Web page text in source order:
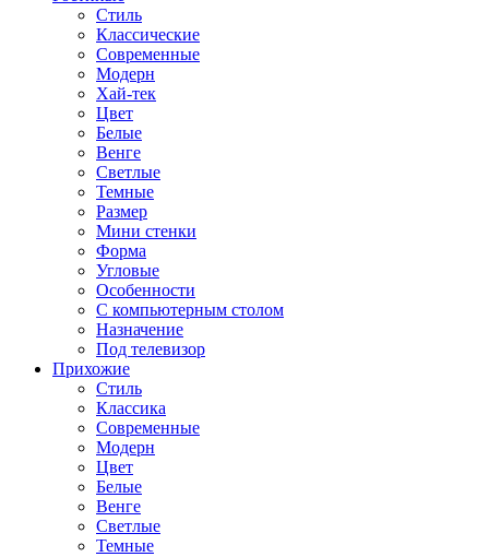
Стиль
Классические
Современные
Модерн
Хай-тек
Цвет
Белые
Венге
Светлые
Темные
Размер
Мини стенки
Форма
Угловые
Особенности
С компьютерным столом
Назначение
Под телевизор
Прихожие
Стиль
Классика
Современные
Модерн
Цвет
Белые
Венге
Светлые
Темные